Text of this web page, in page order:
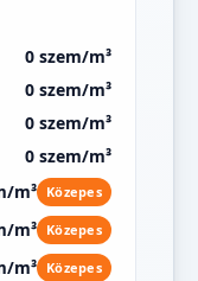
0 szem/m³
0 szem/m³
0 szem/m³
0 szem/m³
m³ Közepes
m³ Közepes
m³ Közepes